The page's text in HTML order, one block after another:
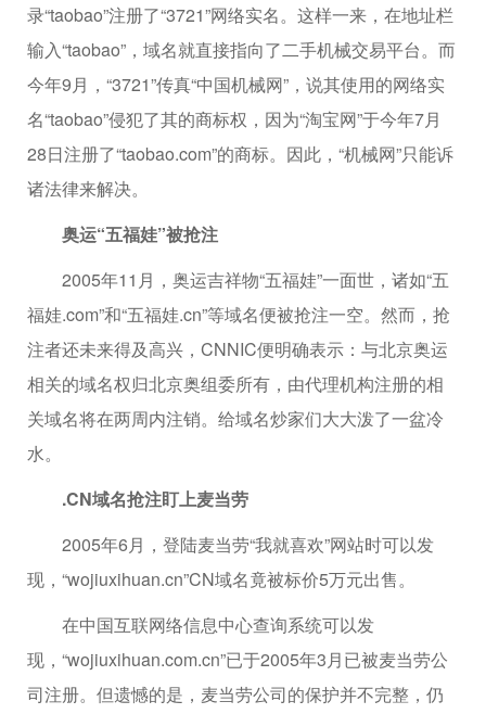
录“taobao”注册了“3721”网络实名。这样一来，在地址栏
输入“taobao”，域名就直接指向了二手机械交易平台。而
今年9月，“3721”传真“中国机械网”，说其使用的网络实
名“taobao”侵犯了其的商标权，因为“淘宝网”于今年7月
28日注册了“taobao.com”的商标。因此，“机械网”只能诉
诸法律来解决。
奥运“五福娃”被抢注
2005年11月，奥运吉祥物“五福娃”一面世，诸如“五
福娃.com”和“五福娃.cn”等域名便被抢注一空。然而，抢
注者还未来得及高兴，CNNIC便明确表示：与北京奥运
相关的域名权归北京奥组委所有，由代理机构注册的相
关域名将在两周内注销。给域名炒家们大大泼了一盆冷
水。
.CN域名抢注盯上麦当劳
2005年6月，登陆麦当劳“我就喜欢”网站时可以发
现，“wojiuxihuan.cn”CN域名竟被标价5万元出售。
在中国互联网络信息中心查询系统可以发
现，“wojiuxihuan.com.cn”已于2005年3月已被麦当劳公
司注册。但遗憾的是，麦当劳公司的保护并不完整，仍